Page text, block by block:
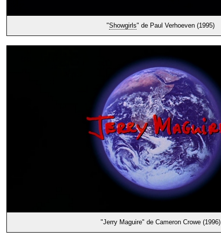
"Showgirls" de Paul Verhoeven (1995)
"Jerry Maguire" de Cameron Crowe (1996)